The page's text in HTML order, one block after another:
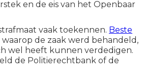
en de eis van het Openbaar
vaak toekennen. Beste
de zaak werd behandeld,
wel heeft kunnen verdedigen.
de Politierechtbank of de